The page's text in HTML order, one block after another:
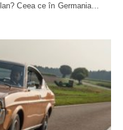
Ceea ce în Germania…